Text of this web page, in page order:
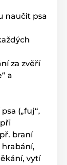
naučit psa
za zvěří
a
(„fuj“,
braní
hrabání,
vytí